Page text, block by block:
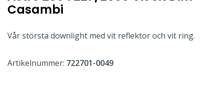
Casambi
Vår största downlight med vit reflektor och vit ring.
Artikelnummer: 722701-0049